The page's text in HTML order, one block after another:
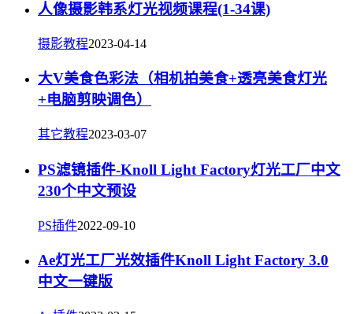
人像摄影韩系灯光视频课程(1-34课)
摄影教程2023-04-14
大V美食色彩法（相机拍美食+透亮美食灯光
+电脑剪映调色）
其它教程2023-03-07
PS滤镜插件-Knoll Light Factory灯光工厂中文
230个中文预设
PS插件2022-09-10
Ae灯光工厂光效插件Knoll Light Factory 3.0
中文一键版